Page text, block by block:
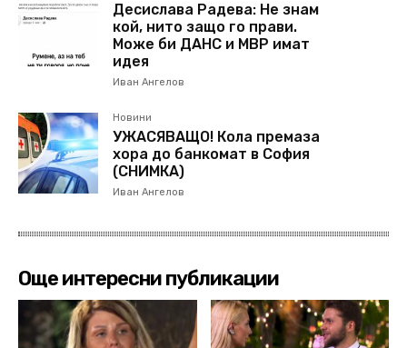
Десислава Радева: Не знам
кой, нито защо го прави.
Може би ДАНС и МВР имат
идея
Иван Ангелов
Новини
УЖАСЯВАЩО! Кола премаза
хора до банкомат в София
(СНИМКА)
Иван Ангелов
Още интересни публикации